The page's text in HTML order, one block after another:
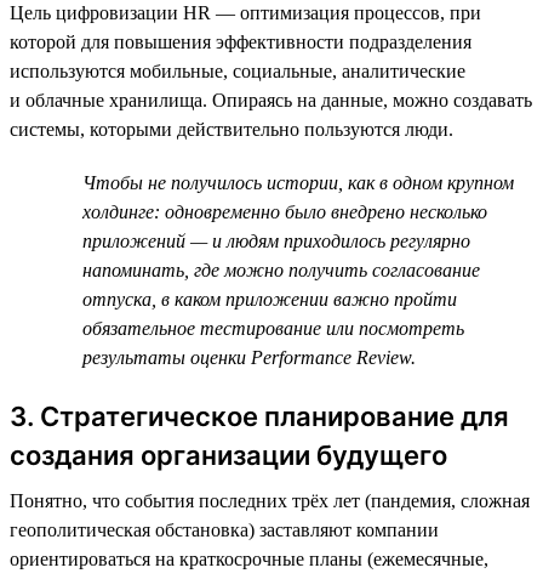
Цель цифровизации HR — оптимизация процессов, при
которой для повышения эффективности подразделения
используются мобильные, социальные, аналитические
и облачные хранилища. Опираясь на данные, можно создавать
системы, которыми действительно пользуются люди.
Чтобы не получилось истории, как в одном крупном
холдинге: одновременно было внедрено несколько
приложений — и людям приходилось регулярно
напоминать, где можно получить согласование
отпуска, в каком приложении важно пройти
обязательное тестирование или посмотреть
результаты оценки Performance Review.
3. Стратегическое планирование для
создания организации будущего
Понятно, что события последних трёх лет (пандемия, сложная
геополитическая обстановка) заставляют компании
ориентироваться на краткосрочные планы (ежемесячные,